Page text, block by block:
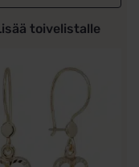
toivelistalle